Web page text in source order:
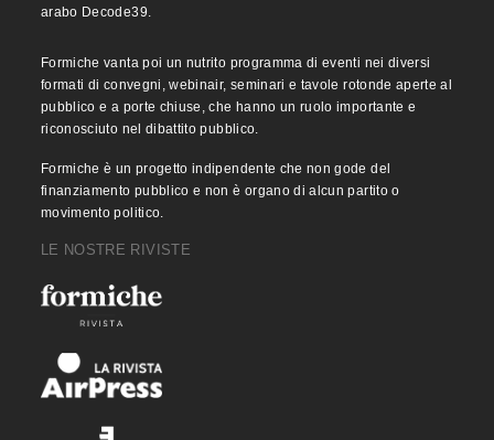
arabo Decode39.
Formiche vanta poi un nutrito programma di eventi nei diversi
formati di convegni, webinair, seminari e tavole rotonde aperte al
pubblico e a porte chiuse, che hanno un ruolo importante e
riconosciuto nel dibattito pubblico.
Formiche è un progetto indipendente che non gode del
finanziamento pubblico e non è organo di alcun partito o
movimento politico.
LE NOSTRE RIVISTE